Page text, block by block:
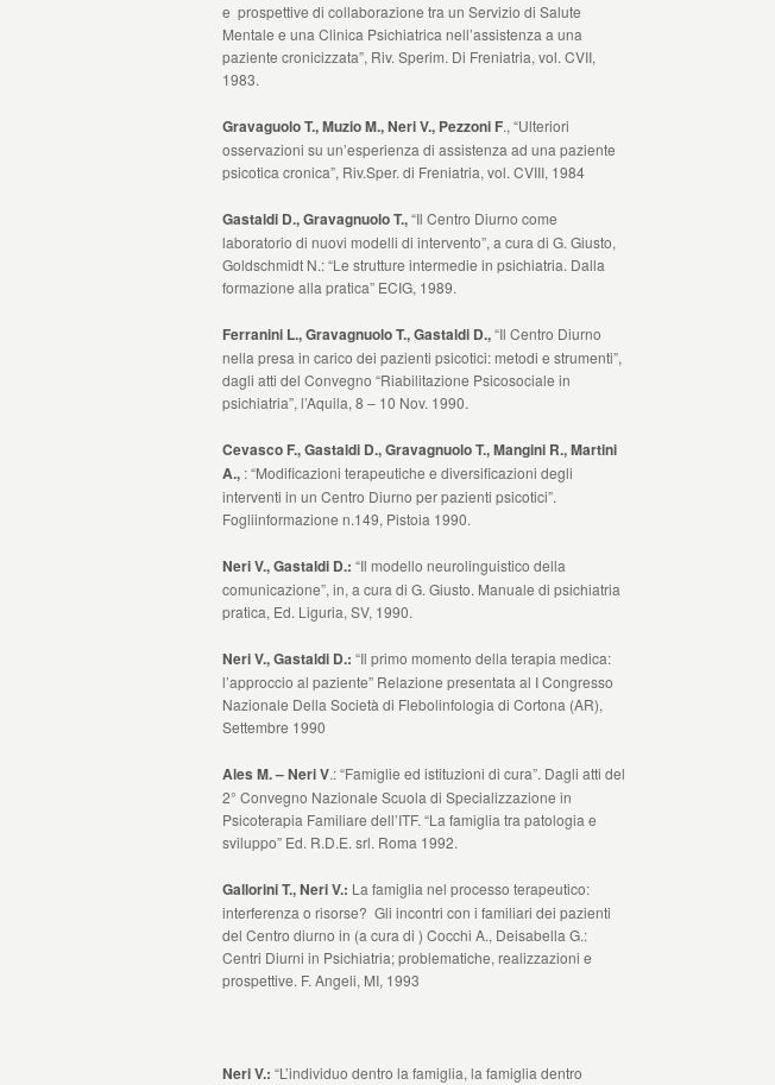
e prospettive di collaborazione tra un Servizio di Salute
Mentale e una Clinica Psichiatrica nell’assistenza a una
paziente cronicizzata”, Riv. Sperim. Di Freniatria, vol. CVII,
1983.
Gravaguolo T., Muzio M., Neri V., Pezzoni F., “Ulteriori
osservazioni su un’esperienza di assistenza ad una paziente
psicotica cronica”, Riv.Sper. di Freniatria, vol. CVIII, 1984
Gastaldi D., Gravagnuolo T.,“Il Centro Diurno come
laboratorio di nuovi modelli di intervento”, a cura di G. Giusto,
Goldschmidt N.: “Le strutture intermedie in psichiatria. Dalla
formazione alla pratica” ECIG, 1989.
Ferranini L., Gravagnuolo T., Gastaldi D.,“Il Centro Diurno
nella presa in carico dei pazienti psicotici: metodi e strumenti”,
dagli atti del Convegno “Riabilitazione Psicosociale in
psichiatria”, l’Aquila, 8 – 10 Nov. 1990.
Cevasco F., Gastaldi D., Gravagnuolo T., Mangini R., Martini
A.,: “Modificazioni terapeutiche e diversificazioni degli
interventi in un Centro Diurno per pazienti psicotici”.
Fogliinformazione n.149, Pistoia 1990.
Neri V., Gastaldi D.: “Il modello neurolinguistico della
comunicazione”, in, a cura di G. Giusto. Manuale di psichiatria
pratica, Ed. Liguria, SV, 1990.
Neri V., Gastaldi D.: “Il primo momento della terapia medica:
l’approccio al paziente” Relazione presentata al I Congresso
Nazionale Della Società di Flebolinfologia di Cortona (AR),
Settembre 1990
Ales M. – Neri V.: “Famiglie ed istituzioni di cura”. Dagli atti del
2° Convegno Nazionale Scuola di Specializzazione in
Psicoterapia Familiare dell’ITF. “La famiglia tra patologia e
sviluppo” Ed. R.D.E. srl. Roma 1992.
Gallorini T., Neri V.: La famiglia nel processo terapeutico:
interferenza o risorse? Gli incontri con i familiari dei pazienti
del Centro diurno in (a cura di ) Cocchi A., Deisabella G.:
Centri Diurni in Psichiatria; problematiche, realizzazioni e
prospettive. F. Angeli, MI, 1993
Neri V.: “L’individuo dentro la famiglia, la famiglia dentro